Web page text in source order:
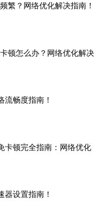
繁？网络优化解决指南！
顿怎么办？网络优化解决
流畅度指南！
卡顿完全指南：网络优化
器设置指南！